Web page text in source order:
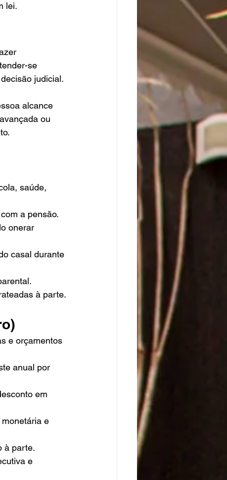
lei.
se
judicial.
alcance
ou
saúde,
a pensão.
onerar
casal durante
à parte.
e orçamentos
anual por
em
e
à parte.
e